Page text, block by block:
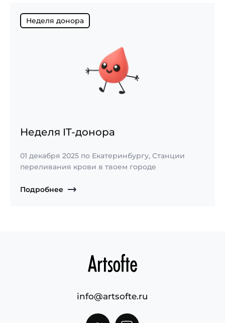
Неделя донора
Неделя IT-донора
01 декабря 2025 по Екатеринбургу, Станции
переливания крови в твоем городе
Подробнее
info@artsofte.ru